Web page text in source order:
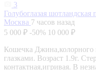
3
Голубоглазая шотландская
Москва 7 часов назад
5 000 ₽ -50% 10 000 ₽
Кошечка Джина,колорного
глазками. Возраст 1.9г.
контактная,игривая. В